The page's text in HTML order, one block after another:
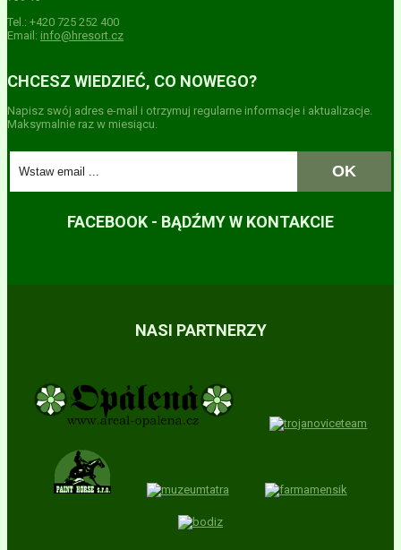
Tel.: +420 725 252 400
Email: info@hresort.cz
CHCESZ WIEDZIEĆ, CO NOWEGO?
Napisz swój adres e-mail i otrzymuj regularne informacje i aktualizacje.
Maksymalnie raz w miesiącu.
FACEBOOK - BĄDŹMY W KONTAKCIE
NASI PARTNERZY